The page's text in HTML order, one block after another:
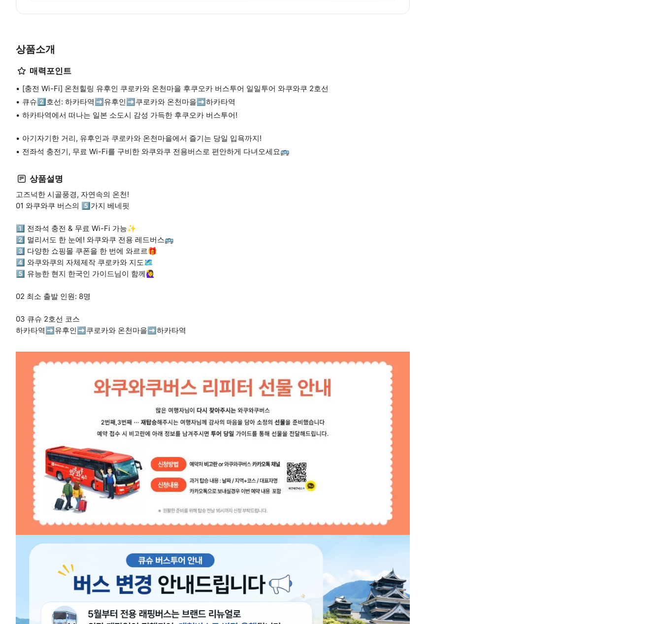
상품소개
매력포인트
[충전 Wi-Fi] 온천힐링 유후인 쿠로카와 온천마을 후쿠오카 버스투어 일일투어 와쿠와쿠 2호선
큐슈2️⃣호선: 하카타역➡유후인➡쿠로카와 온천마을➡하카타역
하카타역에서 떠나는 일본 소도시 감성 가득한 후쿠오카 버스투어!
아기자기한 거리, 유후인과 쿠로카와 온천마을에서 즐기는 당일 입욕까지!
전좌석 충전기, 무료 Wi-Fi를 구비한 와쿠와쿠 전용버스로 편안하게 다녀오세요🚌
상품설명
고즈넉한 시골풍경, 자연속의 온천!
01 와쿠와쿠 버스의 5️⃣가지 베네핏
1️⃣ 전좌석 충전 & 무료 Wi-Fi 가능✨
2️⃣ 멀리서도 한 눈에! 와쿠와쿠 전용 레드버스🚌
3️⃣ 다양한 쇼핑몰 쿠폰을 한 번에 와르르🎁
4️⃣ 와쿠와쿠의 자체제작 쿠로카와 지도🗺
5️⃣ 유능한 현지 한국인 가이드님이 함께🙋‍♀️
02 최소 출발 인원: 8명
03 큐슈 2호선 코스
하카타역➡유후인➡쿠로카와 온천마을➡하카타역